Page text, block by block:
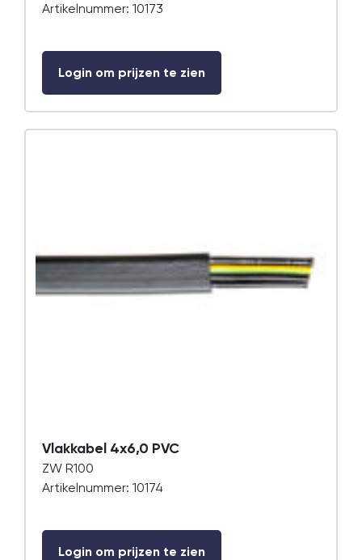
Artikelnummer: 10173
Login om prijzen te zien
Vlakkabel 4x6,0 PVC
ZW R100
Artikelnummer: 10174
Login om prijzen te zien